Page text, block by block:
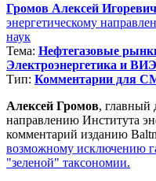
Громов Алексей Игоревич
энергетическому
наук
Тема: Нефтегазовые
Электроэнергетика и ВИЭ
Тип: Комментарии для
Алексей Громов, главный
направлению Института
комментарий изданию
возможному исключению
"зеленой" таксономии.